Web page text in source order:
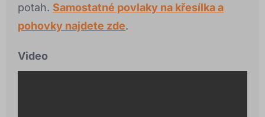
potah. Samostatné povlaky na křesílka a
pohovky najdete zde.
Video